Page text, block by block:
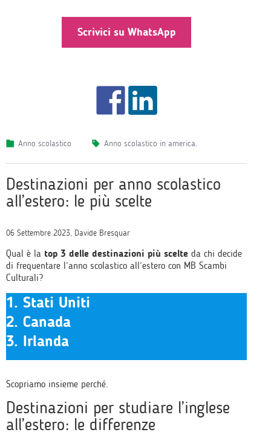
Scrivici su WhatsApp
Anno scolastico anno scolastico in america.
Destinazioni per anno scolastico
all’estero: le più scelte
06 Settembre 2023, Davide Bresquar
Qual è la top 3 delle destinazioni più scelte da chi decide
di frequentare l’anno scolastico all’estero con MB Scambi
Culturali?
1. Stati Uniti
2. Canada
3. Irlanda
Scopriamo insieme perché.
Destinazioni per studiare l’inglese
all’estero: le differenze